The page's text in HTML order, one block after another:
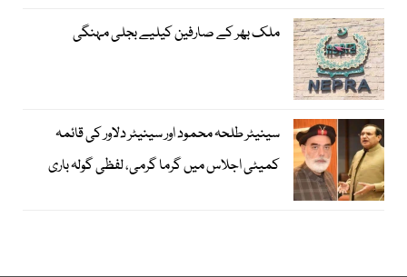
ملک بھر کے صارفین کیلیے بجلی مہنگی
سینیٹر طلحہ محمود اور سینیٹر دلاور کی قائمہ
کمیٹی اجلاس میں گرما گرمی، لفظی گولہ باری